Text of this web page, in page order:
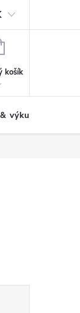
NÁKUPNÍ
košík
výkup jízdních